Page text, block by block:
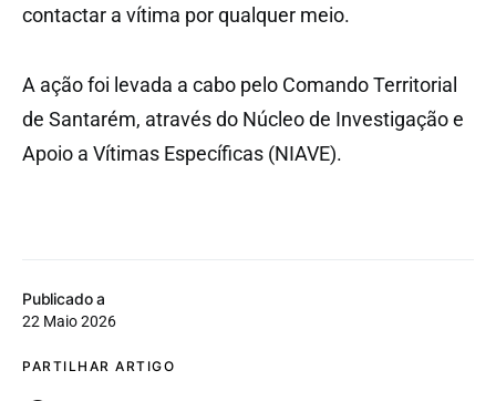
Publicado a
22 Maio 2026
PARTILHAR ARTIGO
contactar a vítima por qualquer meio.
A ação foi levada a cabo pelo Comando Territorial
de Santarém, através do Núcleo de Investigação e
Apoio a Vítimas Específicas (NIAVE).